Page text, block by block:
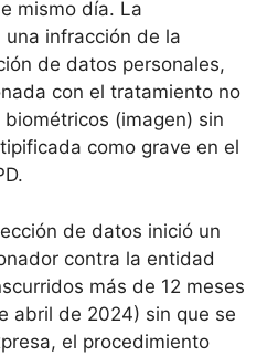
mismo día. La
infracción de la
de datos personales,
con el tratamiento no
(imagen) sin
como grave en el
de datos inició un
contra la entidad
más de 12 meses
abril de 2024) sin que se
el procedimiento